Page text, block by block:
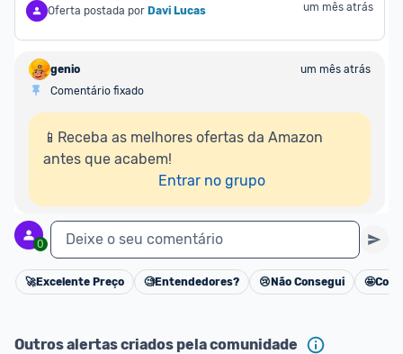
Oferta postada por Davi Lucas um mês atrás
genio
um mês atrás
Comentário fixado
📱Receba as melhores ofertas da Amazon
antes que acabem!
Entrar no grupo
0 Deixe o seu comentário
Cancelar
🚀Excelente Preço 🧐Entendedores? 😢 Não Consegui 🤩
Outros alertas criados pela comunidade